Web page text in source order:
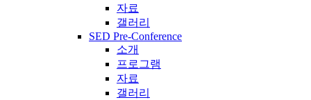
자료
갤러리
SED Pre-Conference
소개
프로그램
자료
갤러리